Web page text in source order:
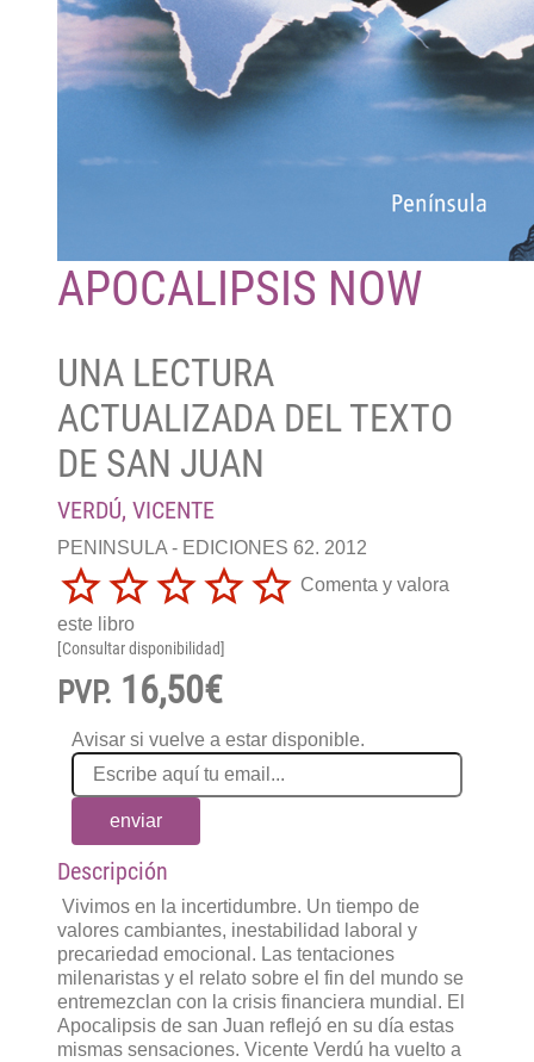
APOCALIPSIS NOW
UNA LECTURA
ACTUALIZADA DEL TEXTO
DE SAN JUAN
VERDÚ, VICENTE
PENINSULA - EDICIONES 62. 2012
Comenta y valora
este libro
[Consultar disponibilidad]
PVP. 16,50€
Avisar si vuelve a estar disponible.
enviar
Descripción
Vivimos en la incertidumbre. Un tiempo de
valores cambiantes, inestabilidad laboral y
precariedad emocional. Las tentaciones
milenaristas y el relato sobre el fin del mundo se
entremezclan con la crisis financiera mundial. El
Apocalipsis de san Juan reflejó en su día estas
mismas sensaciones. Vicente Verdú ha vuelto a